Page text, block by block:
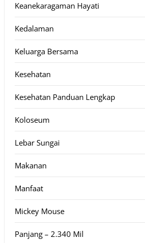
Keanekaragaman Hayati
Kedalaman
Keluarga Bersama
Kesehatan
Kesehatan Panduan Lengkap
Koloseum
Lebar Sungai
Makanan
Manfaat
Mickey Mouse
Panjang – 2.340 Mil